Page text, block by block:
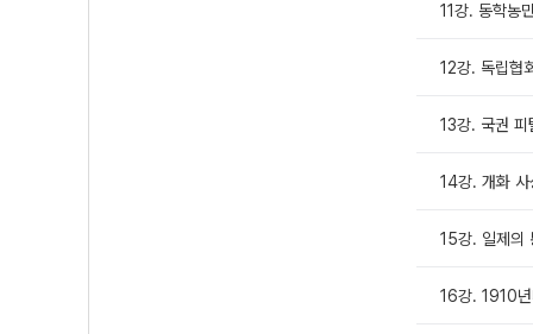
11강. 동학농
12강. 독립협
13강. 국권 피
14강. 개화 사
15강. 일제의
16강. 1910